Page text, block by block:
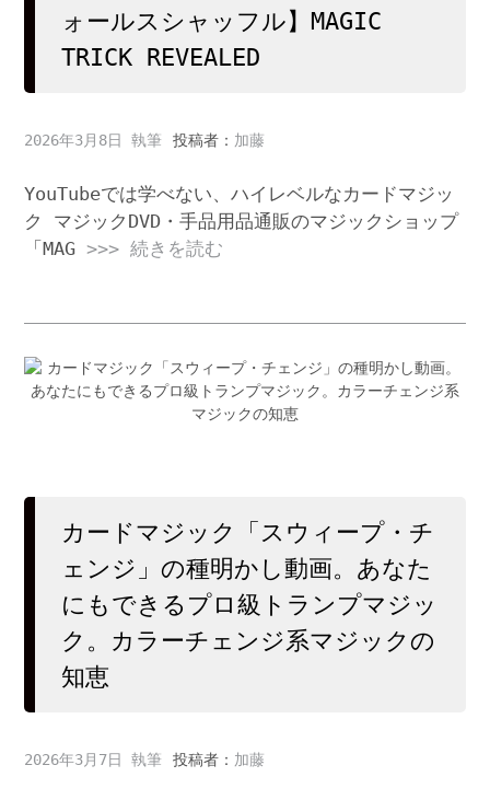
ォールスシャッフル】MAGIC
TRICK REVEALED
2026年3月8日 投稿者： 加藤
YouTubeでは学べない、ハイレベルなカードマジッ
ク マジックDVD・手品用品通販のマジックショップ
「MAG >>> 続きを読む
カードマジック「スウィープ・チ
ェンジ」の種明かし動画。あなた
にもできるプロ級トランプマジッ
ク。カラーチェンジ系マジックの
知恵
2026年3月7日 投稿者： 加藤